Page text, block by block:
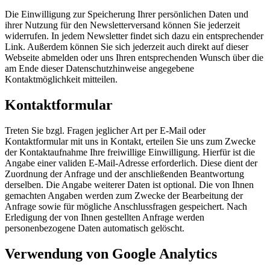
Die Einwilligung zur Speicherung Ihrer persönlichen Daten und
ihrer Nutzung für den Newsletterversand können Sie jederzeit
widerrufen. In jedem Newsletter findet sich dazu ein entsprechender
Link. Außerdem können Sie sich jederzeit auch direkt auf dieser
Webseite abmelden oder uns Ihren entsprechenden Wunsch über die
am Ende dieser Datenschutzhinweise angegebene
Kontaktmöglichkeit mitteilen.
Kontaktformular
Treten Sie bzgl. Fragen jeglicher Art per E-Mail oder
Kontaktformular mit uns in Kontakt, erteilen Sie uns zum Zwecke
der Kontaktaufnahme Ihre freiwillige Einwilligung. Hierfür ist die
Angabe einer validen E-Mail-Adresse erforderlich. Diese dient der
Zuordnung der Anfrage und der anschließenden Beantwortung
derselben. Die Angabe weiterer Daten ist optional. Die von Ihnen
gemachten Angaben werden zum Zwecke der Bearbeitung der
Anfrage sowie für mögliche Anschlussfragen gespeichert. Nach
Erledigung der von Ihnen gestellten Anfrage werden
personenbezogene Daten automatisch gelöscht.
Verwendung von Google Analytics